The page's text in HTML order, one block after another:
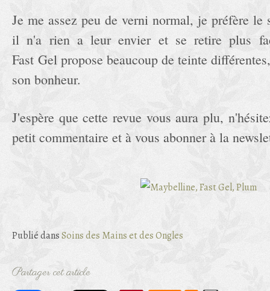
Je me assez peu de verni normal, je préfère le
il n'a rien a leur envier et se retire plus
Fast Gel propose beaucoup de teinte
son bonheur.
J'espère que cette revue vous aura plu,
petit commentaire et à vous abonner à la
Publié dansSoins des Mains et des Ongles
Partager cet article